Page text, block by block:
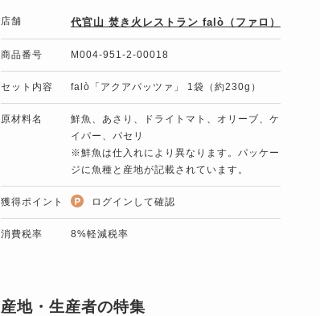
店舗 代官山 焚き火レストラン falò（ファロ）
商品番号 M004-951-2-00018
セット内容 falò「アクアパッツァ」 1袋（約230g）
原材料名
鮮魚、あさり、ドライトマト、オリーブ、ケ
イパー、パセリ
※鮮魚は仕入れにより異なります。パッケー
ジに魚種と産地が記載されています。
獲得ポイント ログインして確認
消費税率 8%軽減税率
産地・生産者の特集